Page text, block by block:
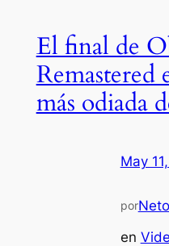
El final de
Remastered
más odiada
May
porNeto
en